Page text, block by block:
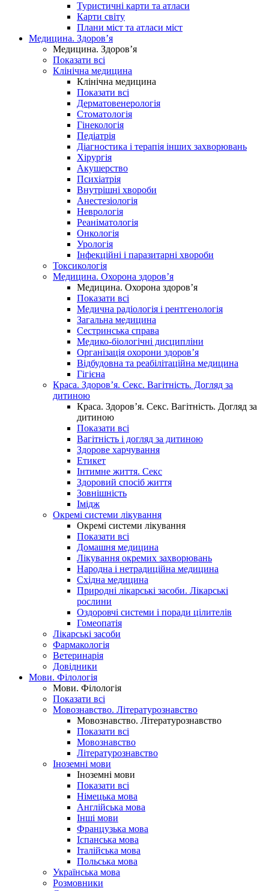
Туристичні карти та атласи
Карти світу
Плани міст та атласи міст
Медицина. Здоров’я
Медицина. Здоров’я
Показати всі
Клінічна медицина
Клінічна медицина
Показати всі
Дерматовенерологія
Стоматологія
Гінекологія
Педіатрія
Діагностика і терапія інших захворювань
Хірургія
Акушерство
Психіатрія
Внутрішні хвороби
Анестезіологія
Неврологія
Реаніматологія
Онкологія
Урологія
Інфекційні і паразитарні хвороби
Токсикологія
Медицина. Охорона здоров’я
Медицина. Охорона здоров’я
Показати всі
Медична радіологія і рентгенологія
Загальна медицина
Сестринська справа
Медико-біологічні дисципліни
Організація охорони здоров’я
Відбудовна та реабілітаційна медицина
Гігієна
Краса. Здоров’я. Секс. Вагітність. Догляд за
дитиною
Краса. Здоров’я. Секс. Вагітність. Догляд за
дитиною
Показати всі
Вагітність і догляд за дитиною
Здорове харчування
Етикет
Інтимне життя. Секс
Здоровий спосіб життя
Зовнішність
Імідж
Окремі системи лікування
Окремі системи лікування
Показати всі
Домашня медицина
Лікування окремих захворювань
Народна і нетрадиційна медицина
Східна медицина
Природні лікарські засоби. Лікарські
рослини
Оздоровчі системи і поради цілителів
Гомеопатія
Лікарські засоби
Фармакологія
Ветеринарія
Довідники
Мови. Філологія
Мови. Філологія
Показати всі
Мовознавство. Літературознавство
Мовознавство. Літературознавство
Показати всі
Мовознавство
Літературознавство
Іноземні мови
Іноземні мови
Показати всі
Німецька мова
Англійська мова
Інші мови
Французька мова
Іспанська мова
Італійська мова
Польська мова
Українська мова
Розмовники